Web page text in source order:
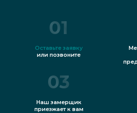
01
Оставьте заявку
или позвоните
03
Наш замерщик
приезжает к вам